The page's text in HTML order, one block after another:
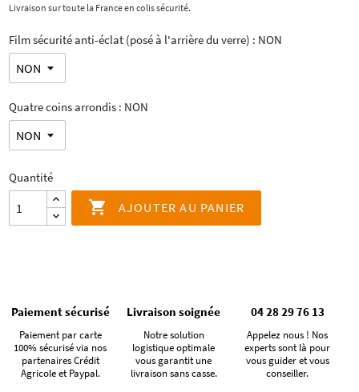
Livraison sur toute la France en colis sécurité.
Film sécurité anti-éclat (posé à l'arrière du verre) : NON
Quatre coins arrondis : NON
Quantité
 AJOUTER AU PANIER
Paiement sécurisé
Paiement par carte
100% sécurisé via nos
partenaires Crédit
Agricole et Paypal.
Livraison soignée
Notre solution
logistique optimale
vous garantit une
livraison sans casse.
04 28 29 76 13
Appelez nous ! Nos
experts sont là pour
vous guider et vous
conseiller.